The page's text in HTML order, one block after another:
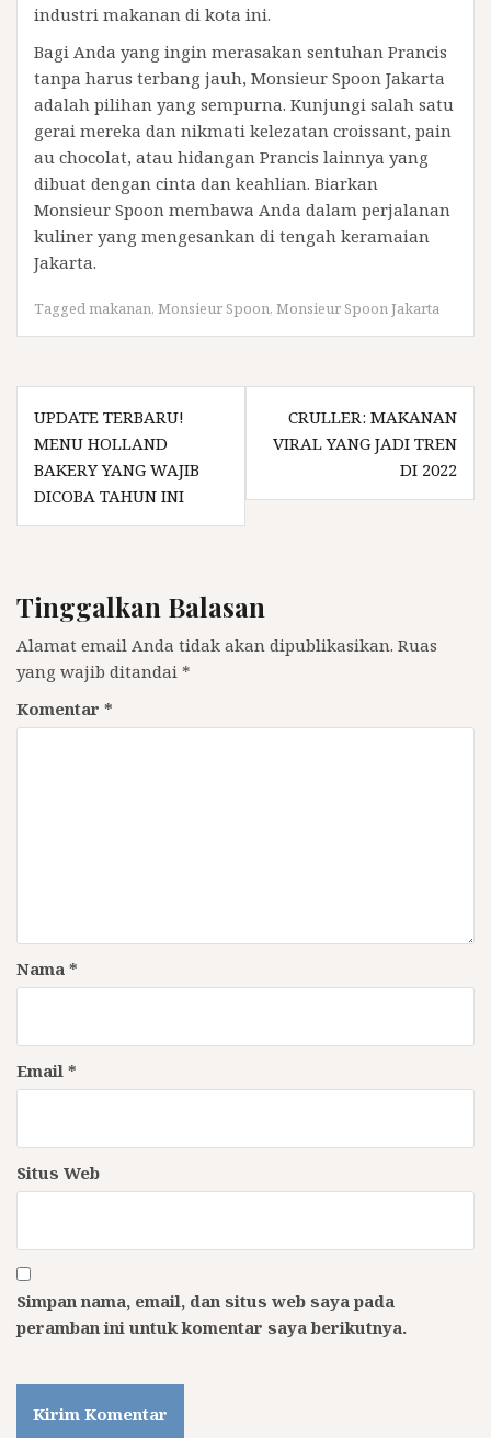
industri makanan di kota ini.
Bagi Anda yang ingin merasakan sentuhan Prancis
tanpa harus terbang jauh, Monsieur Spoon Jakarta
adalah pilihan yang sempurna. Kunjungi salah satu
gerai mereka dan nikmati kelezatan croissant, pain
au chocolat, atau hidangan Prancis lainnya yang
dibuat dengan cinta dan keahlian. Biarkan
Monsieur Spoon membawa Anda dalam perjalanan
kuliner yang mengesankan di tengah keramaian
Jakarta.
Taggedmakanan, Monsieur Spoon, Monsieur Spoon Jakarta
Navigasi
pos
UPDATE TERBARU!
MENU HOLLAND
BAKERY YANG WAJIB
DICOBA TAHUN INI
CRULLER: MAKANAN
VIRAL YANG JADI TREN
DI 2022
Tinggalkan Balasan
Alamat email Anda tidak akan dipublikasikan. Ruas
yang wajib ditandai *
Komentar *
Nama *
Email *
Situs Web
Simpan nama, email, dan situs web saya pada
peramban ini untuk komentar saya berikutnya.